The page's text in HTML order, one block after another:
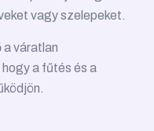
vagy szelepeket.
a váratlan
a fűtés és a